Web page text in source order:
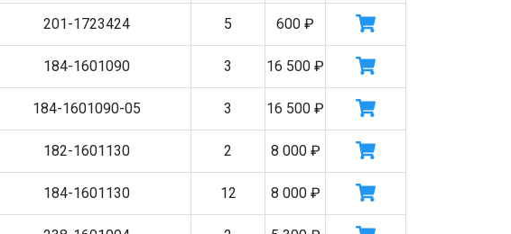
201-1723424 5 600 ₽
184-1601090 3 16 500 ₽
184-1601090-05 3 16 500 ₽
182-1601130 2 8 000 ₽
184-1601130 12 8 000 ₽